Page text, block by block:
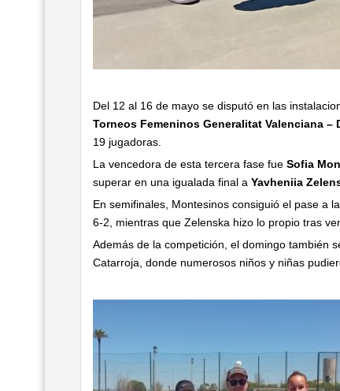
Del 12 al 16 de mayo se disputó en las
Torneos Femeninos Generalitat Valenciana –
19 jugadoras.
La vencedora de esta tercera fase fue Sofia
superar en una igualada final a Yavheniia
En semifinales, Montesinos consiguió el pase a
6-2, mientras que Zelenska hizo lo propio tras
Además de la competición, el domingo también
Catarroja, donde numerosos niños y niñas